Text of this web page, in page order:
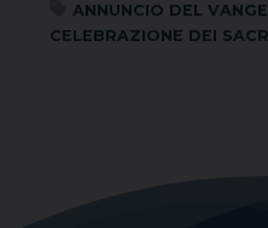
ANNUNCIO DEL
CELEBRAZIONE DEI